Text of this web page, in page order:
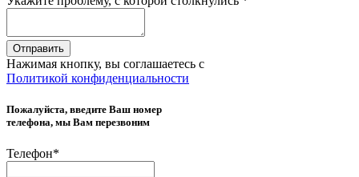
Отправить
Нажимая кнопку, вы соглашаетесь с
Политикой конфиденциальности
Пожалуйста, введите Ваш номер
телефона, мы Вам перезвоним
Телефон*